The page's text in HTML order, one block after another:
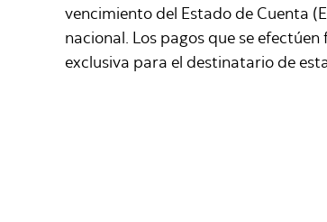
vencimiento del Estado de Cuenta
nacional. Los pagos que se
exclusiva para el destinatario de